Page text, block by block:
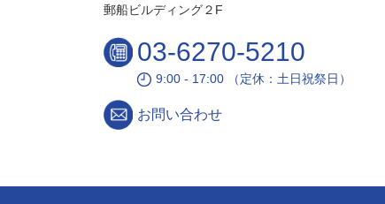
郵船ビルディング２F
03-6270-5210
9:00 - 17:00 （定休：土日祝祭日）
お問い合わせ